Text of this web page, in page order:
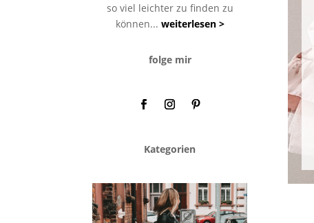
so viel leichter zu finden zu
können... weiterlesen >
folge mir
Kategorien